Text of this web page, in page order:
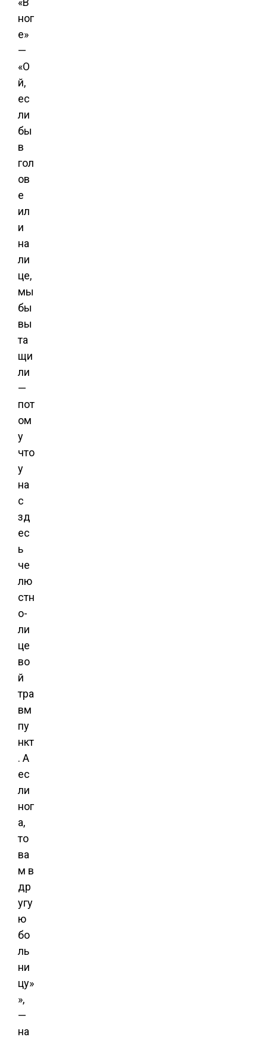
ног
е»
—
«О
й,
ес
ли
бы
в
гол
ов
е
ил
и
на
ли
це,
мы
бы
вы
та
щи
ли
—
пот
ом
у
что
у
на
с
зд
ес
ь
че
лю
стн
о-
ли
це
во
й
тра
вм
пу
нкт
. А
ес
ли
ног
а,
то
ва
м в
др
угу
ю
бо
ль
ни
цу»
»,
—
на